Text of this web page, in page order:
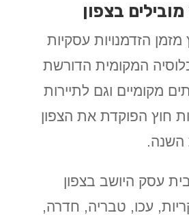
בצפון
מזמן הזדמנויות עסקיות
המקומית הדורשת
מקומיים וגם לתיירות
חוץ הפוקדת את הצפון
השנה.
עסק היושב בצפון
עכו, טבריה, חדרה,